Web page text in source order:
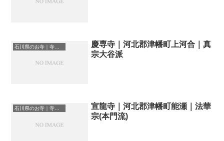
石川県のお寺｜寺院一覧
慶専寺｜河北郡津幡町上河合｜真
宗大谷派
石川県のお寺｜寺院一覧
宣龍寺｜河北郡津幡町能瀬｜法華
宗(本門流)